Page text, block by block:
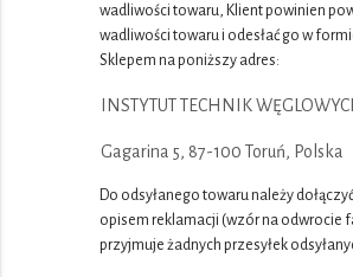
wadliwości towaru, Klient powinien
wadliwości towaru i odesłać go w
Sklepem na poniższy adres:
INSTYTUT TECHNIK
Gagarina 5, 87-100 Toruń, Polska
Do odsyłanego towaru należy
opisem reklamacji (wzór na odwrocie
przyjmuje żadnych przesyłek